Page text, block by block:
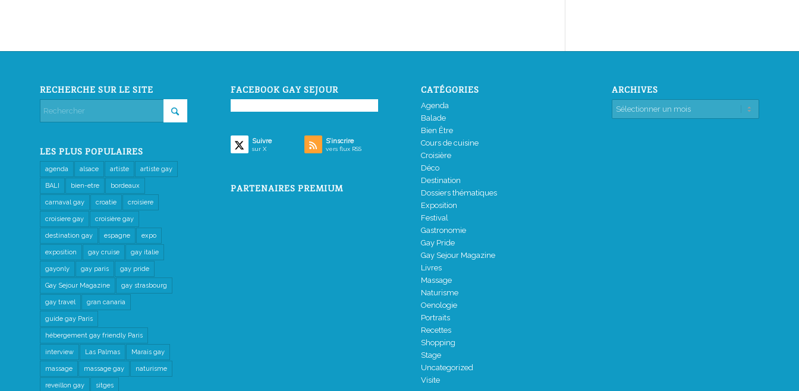
RECHERCHE SUR LE SITE
LES PLUS POPULAIRES
agenda alsace artiste artiste gay
BALI bien-etre bordeaux
carnaval gay croatie croisiere
croisiere gay croisière gay
destination gay espagne expo
exposition gay cruise gay italie
gayonly gay paris gay pride
Gay Sejour Magazine gay strasbourg
gay travel gran canaria
guide gay Paris
hébergement gay friendly Paris
interview Las Palmas Marais gay
massage massage gay naturisme
reveillon gay sitges
FACEBOOK GAY SEJOUR
Suivre
sur X
S’inscrire
vers flux RSS
PARTENAIRES PREMIUM
CATÉGORIES
Agenda
Balade
Bien Être
Cours de cuisine
Croisière
Déco
Destination
Dossiers thématiques
Exposition
Festival
Gastronomie
Gay Pride
Gay Sejour Magazine
Livres
Massage
Naturisme
Oenologie
Portraits
Recettes
Shopping
Stage
Uncategorized
Visite
ARCHIVES